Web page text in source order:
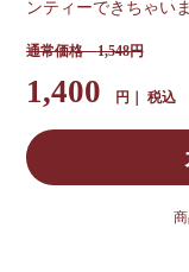
ンティーできちゃい
1,548
1,400 税込